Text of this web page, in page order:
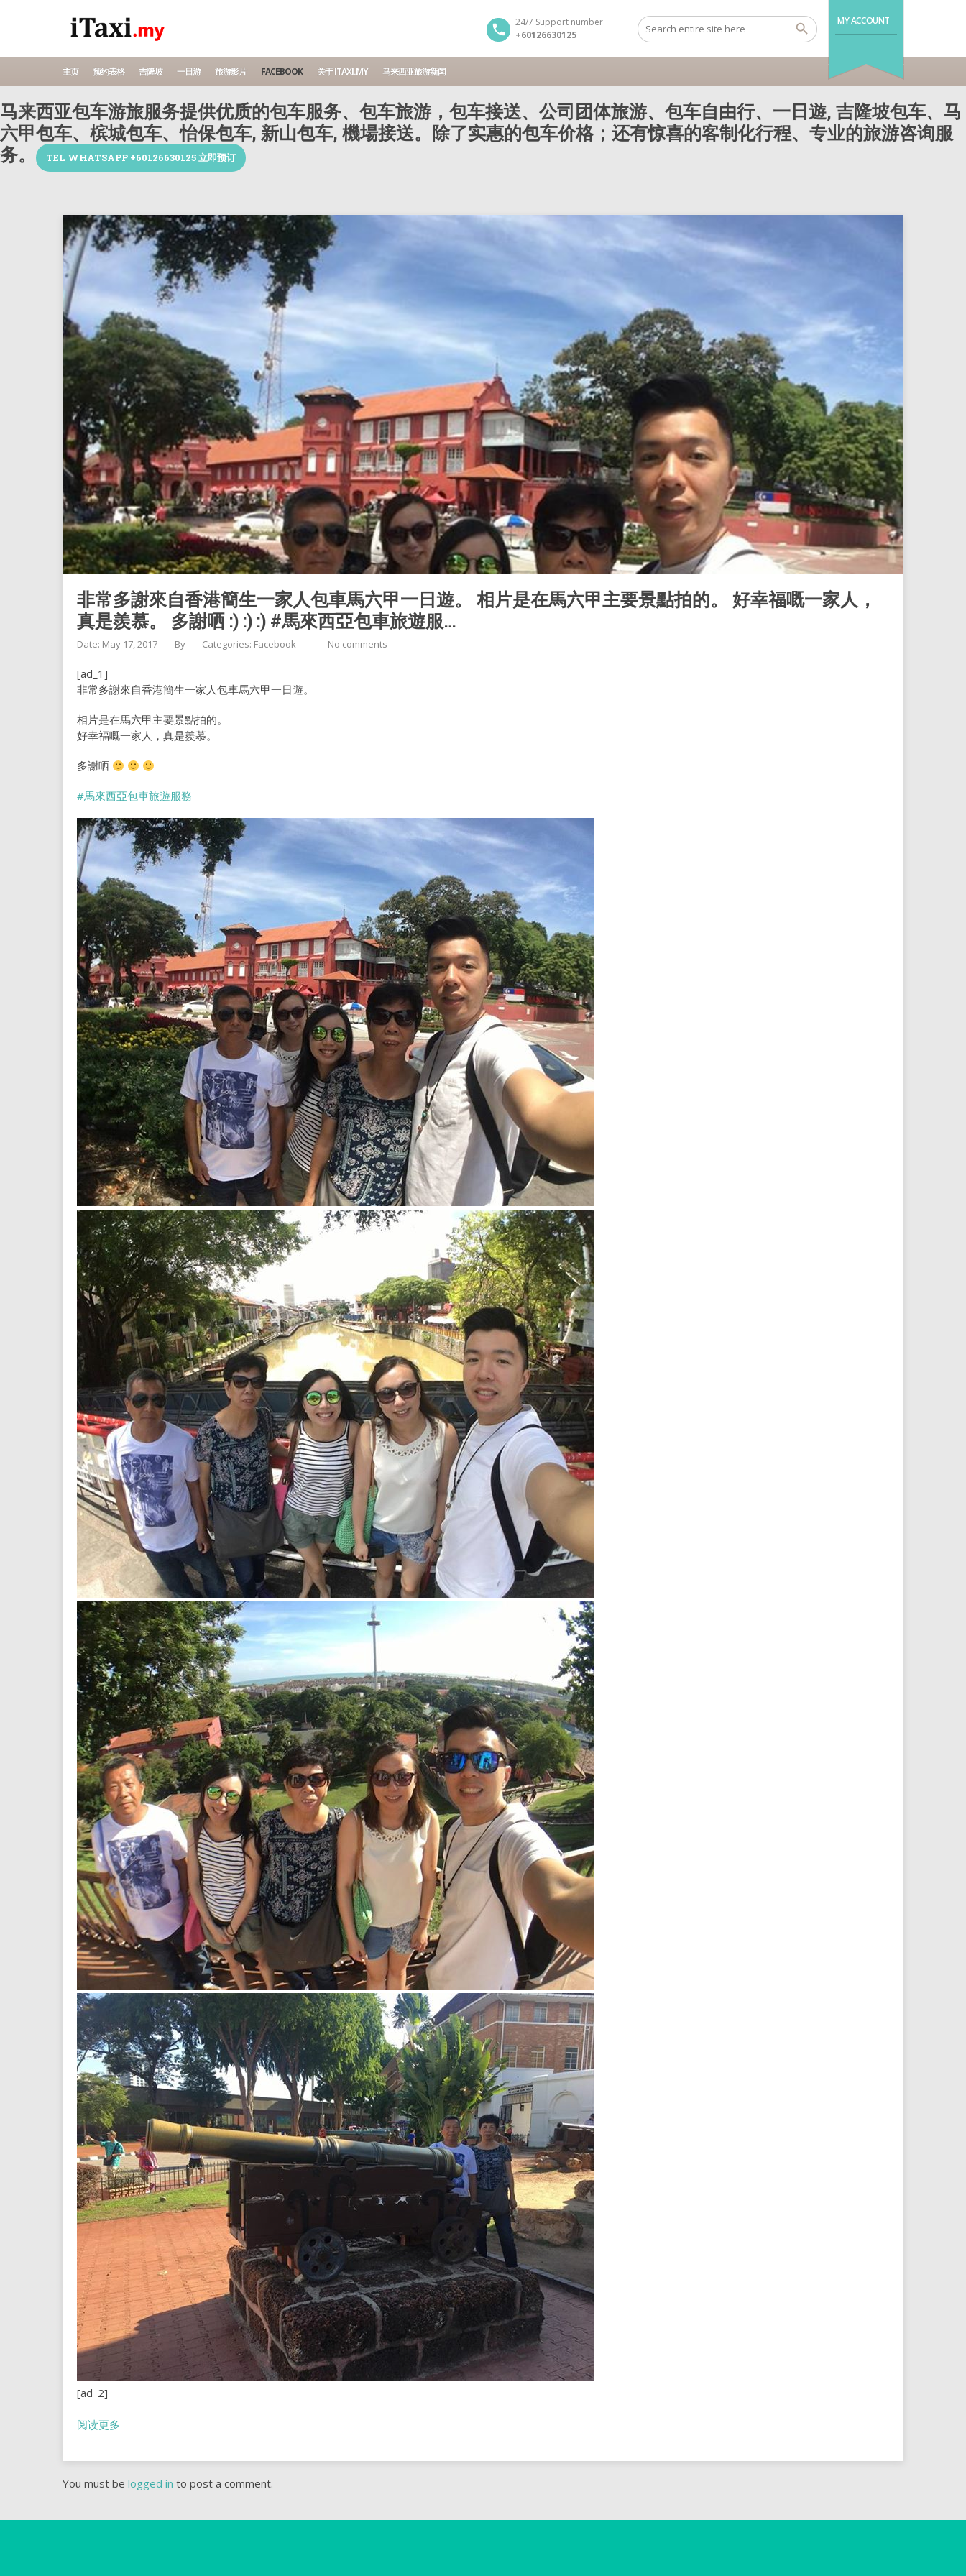
MY ACCOUNT
24/7 Support number
+60126630125
主页 预约表格 吉隆坡 一日游 旅游影片 FACEBOOK 关于 ITAXI.MY 马来西亚旅游新闻
马来西亚包车游旅服务提供优质的包车服务、包车旅游，包车接送、公司团体旅游、包车自由行、一日遊, 吉隆坡包车、马
六甲包车、槟城包车、怡保包车, 新山包车, 機場接送。除了实惠的包车价格；还有惊喜的客制化行程、专业的旅游咨询服
务。
TEL WHATSAPP +60126630125 立即预订
非常多謝來自香港簡生一家人包車馬六甲一日遊。 相片是在馬六甲主要景點拍的。 好幸福嘅一家人，
真是羨慕。 多謝哂 :) :) :) #馬來西亞包車旅遊服…
Date: May 17, 2017 By Categories: Facebook No comments
[ad_1]
非常多謝來自香港簡生一家人包車馬六甲一日遊。
相片是在馬六甲主要景點拍的。
好幸福嘅一家人，真是羨慕。
多謝哂
#馬來西亞包車旅遊服務
[ad_2]
阅读更多
You must be logged in to post a comment.